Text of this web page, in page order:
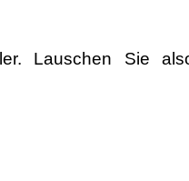
Lauschen Sie